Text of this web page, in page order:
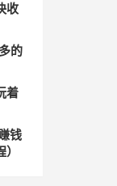
收
的
着
钱